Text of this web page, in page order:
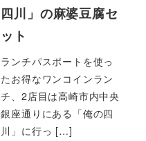
四川」の麻婆豆腐セ
ット
ランチパスポートを使っ
たお得なワンコインラン
チ、2店目は高崎市内中央
銀座通りにある「俺の四
川」に行っ […]